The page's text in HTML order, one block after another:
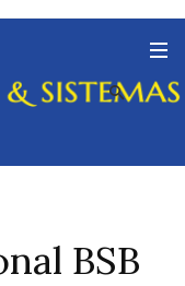
BSB